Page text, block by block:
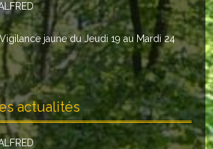
jaune du Jeudi 19 au Mardi 24
actualités